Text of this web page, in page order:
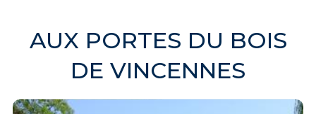
AUX PORTES DU BOIS
DE VINCENNES